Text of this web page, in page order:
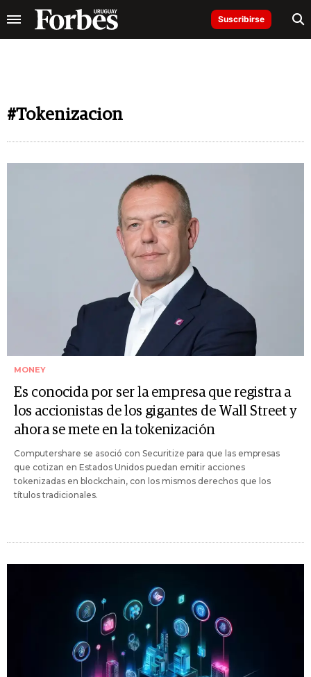
Suscribirse
#Tokenizacion
MONEY
Es conocida por ser la empresa que registra a
los accionistas de los gigantes de Wall Street y
ahora se mete en la tokenización
Computershare se asoció con Securitize para que las empresas
que cotizan en Estados Unidos puedan emitir acciones
tokenizadas en blockchain, con los mismos derechos que los
títulos tradicionales.